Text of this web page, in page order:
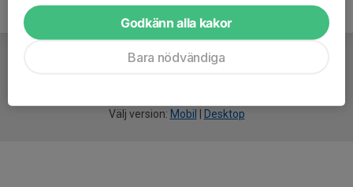
Välj version: Mobil Desktop
Godkänn alla kakor
Bara nödvändiga